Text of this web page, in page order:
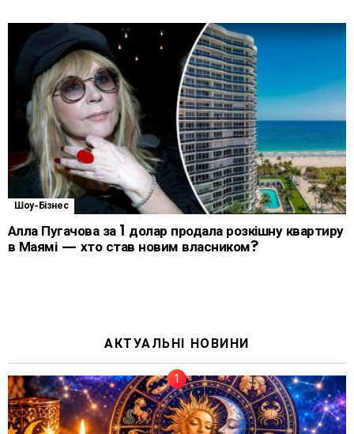
Шоу-Бізнес
Алла Пугачова за 1 долар продала розкішну квартиру
в Маямі — хто став новим власником?
АКТУАЛЬНІ НОВИНИ